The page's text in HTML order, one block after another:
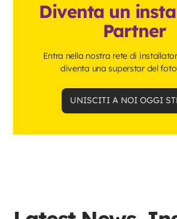
Diventa un
Partner
Entra nella nostra rete di
diventa una superstar del
UNISCITI A NOI OGGI